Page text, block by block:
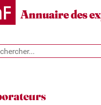
Annuaire des